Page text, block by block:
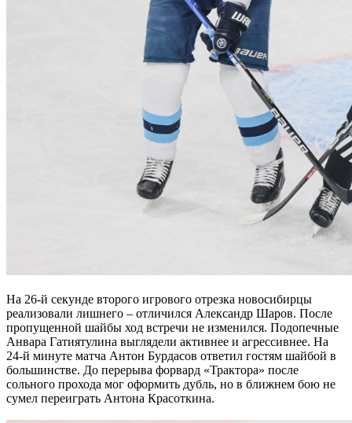
На 26-й секунде второго игрового отрезка новосибирцы
реализовали лишнего – отличился Александр Шаров. После
пропущенной шайбы ход встречи не изменился. Подопечные
Анвара Гатиятулина выглядели активнее и агрессивнее. На
24-й минуте матча Антон Бурдасов ответил гостям шайбой в
большинстве. До перерыва форвард «Трактора» после
сольного прохода мог оформить дубль, но в ближнем бою не
сумел переиграть Антона Красоткина.